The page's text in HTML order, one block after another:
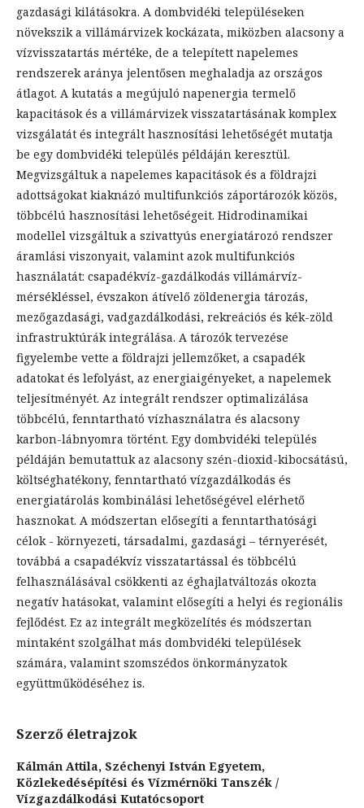
gazdasági kilátásokra. A dombvidéki településeken
növekszik a villámárvizek kockázata, miközben alacsony a
vízvisszatartás mértéke, de a telepített napelemes
rendszerek aránya jelentősen meghaladja az országos
átlagot. A kutatás a megújuló napenergia termelő
kapacitások és a villámárvizek visszatartásának komplex
vizsgálatát és integrált hasznosítási lehetőségét mutatja
be egy dombvidéki település példáján keresztül.
Megvizsgáltuk a napelemes kapacitások és a földrajzi
adottságokat kiaknázó multifunkciós záportározók közös,
többcélú hasznosítási lehetőségeit. Hidrodinamikai
modellel vizsgáltuk a szivattyús energiatározó rendszer
áramlási viszonyait, valamint azok multifunkciós
használatát: csapadékvíz-gazdálkodás villámárvíz-
mérsékléssel, évszakon átívelő zöldenergia tározás,
mezőgazdasági, vadgazdálkodási, rekreációs és kék-zöld
infrastruktúrák integrálása. A tározók tervezése
figyelembe vette a földrajzi jellemzőket, a csapadék
adatokat és lefolyást, az energiaigényeket, a napelemek
teljesítményét. Az integrált rendszer optimalizálása
többcélú, fenntartható vízhasználatra és alacsony
karbon-lábnyomra történt. Egy dombvidéki település
példáján bemutattuk az alacsony szén-dioxid-kibocsátású,
költséghatékony, fenntartható vízgazdálkodás és
energiatárolás kombinálási lehetőségével elérhető
hasznokat. A módszertan elősegíti a fenntarthatósági
célok - környezeti, társadalmi, gazdasági – térnyerését,
továbbá a csapadékvíz visszatartással és többcélú
felhasználásával csökkenti az éghajlatváltozás okozta
negatív hatásokat, valamint elősegíti a helyi és regionális
fejlődést. Ez az integrált megközelítés és módszertan
mintaként szolgálhat más dombvidéki települések
számára, valamint szomszédos önkormányzatok
együttműködéséhez is.
Szerző életrajzok
Kálmán Attila, Széchenyi István Egyetem,
Közlekedésépítési és Vízmérnöki Tanszék /
Vízgazdálkodási Kutatócsoport